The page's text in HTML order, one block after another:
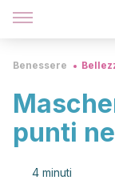
Benessere
punti
4 minuti